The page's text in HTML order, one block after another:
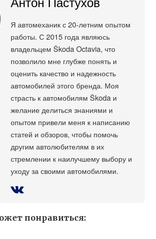
Я автомеханик с 20-летним опытом
работы. С 2015 года являюсь
владельцем Škoda Octavia, что
позволило мне глубже понять и
оценить качество и надежность
автомобилей этого бренда. Моя
страсть к автомобилям Škoda и
желание делиться знаниями и
опытом привели меня к написанию
статей и обзоров, чтобы помочь
другим автолюбителям в их
стремлении к наилучшему выбору и
уходу за своими автомобилями.
понравиться: